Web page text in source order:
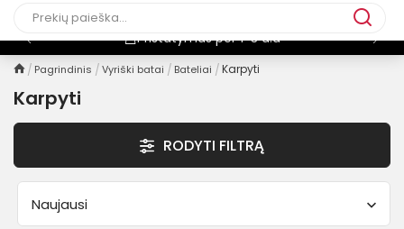
Pristatymas per 1-3 d.d
Pagrindinis Vyriški batai Bateliai Karpyti
Dydis
40 41
Tipas
Karpyti
RODYTI FILTRĄ
Naujausi